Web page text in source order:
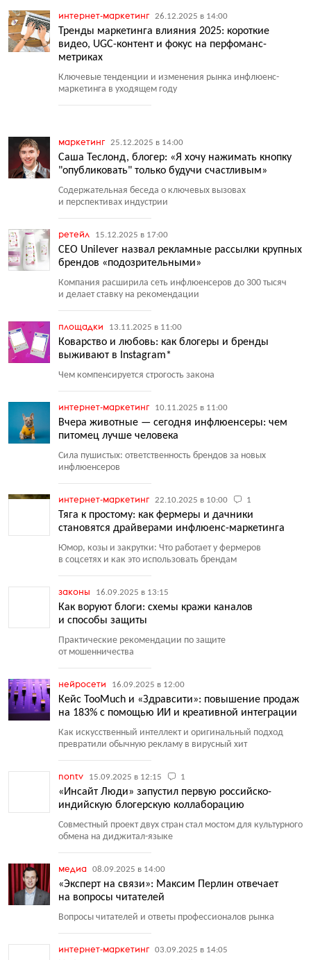
интернет-маркетинг 26.12.2025 в 14:00
Тренды маркетинга влияния 2025: короткие
видео, UGC-контент и фокус на перфоманс-
метриках
Ключевые тенденции и изменения рынка инфлюенс-
маркетинга в уходящем году
маркетинг 25.12.2025 в 14:00
Саша Теслонд, блогер: «Я хочу нажимать кнопку
"опубликовать" только будучи счастливым»
Содержательная беседа о ключевых вызовах
и перспективах индустрии
ретейл 15.12.2025 в 17:00
CEO Unilever назвал рекламные рассылки крупных
брендов «подозрительными»
Компания расширила сеть инфлюенсеров до 300 тысяч
и делает ставку на рекомендации
площадки 13.11.2025 в 11:00
Коварство и любовь: как блогеры и бренды
выживают в Instagram*
Чем компенсируется строгость закона
интернет-маркетинг 10.11.2025 в 11:00
Вчера животные — сегодня инфлюенсеры: чем
питомец лучше человека
Сила пушистых: ответственность брендов за новых
инфлюенсеров
интернет-маркетинг 22.10.2025 в 10:00 1
Тяга к простому: как фермеры и дачники
становятся драйверами инфлюенс-маркетинга
Юмор, козы и закрутки: Что работает у фермеров
в соцсетях и как это использовать брендам
законы 16.09.2025 в 13:15
Как воруют блоги: схемы кражи каналов
и способы защиты
Практические рекомендации по защите
от мошенничества
нейросети 16.09.2025 в 12:00
Кейс TooMuch и «Здравсити»: повышение продаж
на 183% с помощью ИИ и креативной интеграции
Как искусственный интеллект и оригинальный подход
превратили обычную рекламу в вирусный хит
nontv 15.09.2025 в 12:15 1
«Инсайт Люди» запустил первую российско-
индийскую блогерскую коллаборацию
Совместный проект двух стран стал мостом для культурного
обмена на диджитал-языке
медиа 08.09.2025 в 14:00
«Эксперт на связи»: Максим Перлин отвечает
на вопросы читателей
Вопросы читателей и ответы профессионалов рынка
интернет-маркетинг 03.09.2025 в 14:05